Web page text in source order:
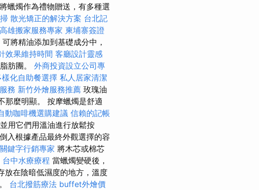
蠟燭作為禮物贈送，有多種選
散光矯正的解決方案 台北記
高雄搬家服務專家 柬埔寨簽證
將精油添加到基礎成分中，
效果維持時間 客廳設計靈感
肪團。 外商投資設立公司專
樣化自助餐選擇 私人居家清潔
務 新竹外燴服務推薦 玫瑰油
那麼明顯。 按摩蠟燭是舒適
動咖啡機選購建議 信賴的記帳
用它們用溫油進行放鬆按
入根據產品最終外觀選擇的容
鍵字行銷專家 將木芯或棉芯
台中水療療程 當蠟燭變硬後，
放在陰暗低濕度的地方，溫度
台北撥筋療法 buffet外燴價